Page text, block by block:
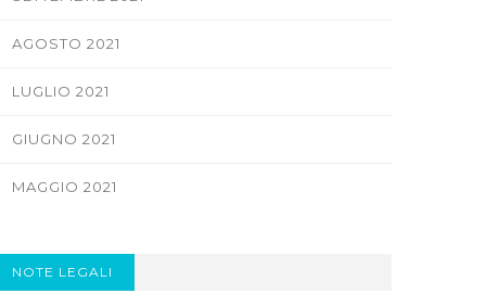
AGOSTO 2021
LUGLIO 2021
GIUGNO 2021
MAGGIO 2021
NOTE LEGALI